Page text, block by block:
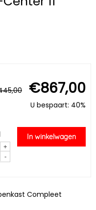
€867,00
U bespaart: 40%
+
-
In winkelwagen
Compleet